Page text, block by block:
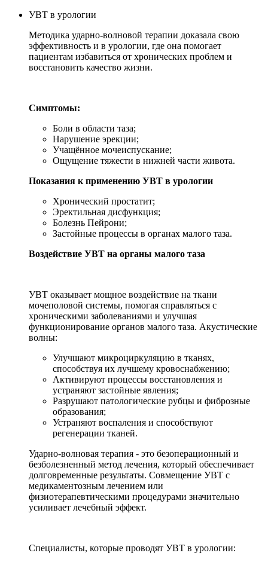
УВТ в урологии
Методика ударно-волновой терапии доказала свою
эффективность и в урологии, где она помогает
пациентам избавиться от хронических проблем и
восстановить качество жизни.
Симптомы:
Боли в области таза;
Нарушение эрекции;
Учащённое мочеиспускание;
Ощущение тяжести в нижней части живота.
Показания к применению УВТ в урологии
Хронический простатит;
Эректильная дисфункция;
Болезнь Пейрони;
Застойные процессы в органах малого таза.
Воздействие УВТ на органы малого таза
УВТ оказывает мощное воздействие на ткани
мочеполовой системы, помогая справляться с
хроническими заболеваниями и улучшая
функционирование органов малого таза. Акустические
волны:
Улучшают микроциркуляцию в тканях,
способствуя их лучшему кровоснабжению;
Активируют процессы восстановления и
устраняют застойные явления;
Разрушают патологические рубцы и фиброзные
образования;
Устраняют воспаления и способствуют
регенерации тканей.
Ударно-волновая терапия - это безоперационный и
безболезненный метод лечения, который обеспечивает
долговременные результаты. Совмещение УВТ с
медикаментозным лечением или
физиотерапевтическими процедурами значительно
усиливает лечебный эффект.
Специалисты, которые проводят УВТ в урологии: